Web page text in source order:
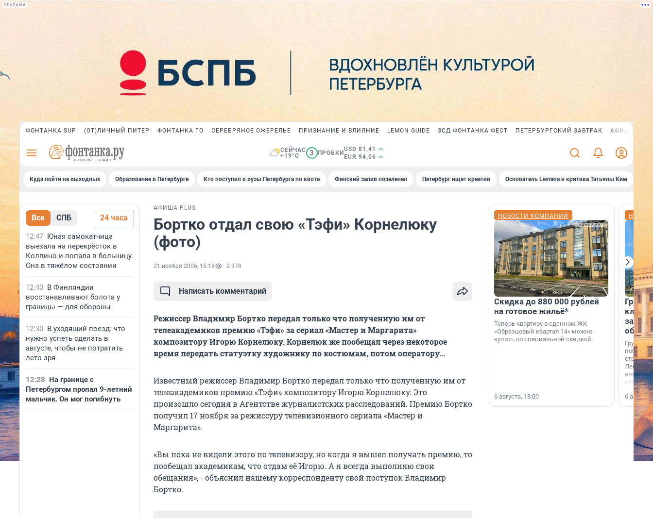
РЕКЛАМА
ФОНТАНКА SUP (ОТ)ЛИЧНЫЙ ПИТЕР ФОНТАНКА ГО СЕРЕБРЯНОЕ ОЖЕРЕЛЬЕ ПРИЗНАНИЕ И ВЛИЯНИЕ LEMON GUIDE ЗСД ФОНТАНКА ФЕСТ ПЕТЕРБУРГСКИЙ ЗАВТРАК АФИША PLUS
СЕЙЧАС
+19°C
3 ПРОБКИ
USD 81,41
EUR 94,06
Куда пойти на выходных Образование в Петербурге Кто поступил в вузы Петербурга по квоте Финский залив позеленел Петербург ищет креатив Основатель Levrana и критика Татьяны Ким
Все СПБ 24 часа
12:47 Юная самокатчица
выехала на перекрёсток в
Колпино и попала в больницу.
Она в тяжёлом состоянии
12:40 В Финляндии
восстанавливают болота у
границы — для обороны
12:30 В уходящий поезд: что
нужно успеть сделать в
августе, чтобы не потратить
лето зря
12:28 На границе с
Петербургом пропал 9-летний
мальчик. Он мог погибнуть
АФИША PLUS
Бортко отдал свою «Тэфи» Корнелюку
(фото)
21 ноября 2006, 15:18 2 378
Написать комментарий
Режиссер Владимир Бортко передал только что полученную им от
телеакадемиков премию «Тэфи» за сериал «Мастер и Маргарита»
композитору Игорю Корнелюку. Корнелюк же пообещал через некоторое
время передать статуэтку художнику по костюмам, потом оператору...
Известный режиссер Владимир Бортко передал только что полученную им от
телеакадемиков премию «Тэфи» композитору Игорю Корнелюку. Это
произошло сегодня в Агентстве журналистских расследований. Премию Бортко
получил 17 ноября за режиссуру телевизионного сериала «Мастер и
Маргарита».
«Вы пока не видели этого по телевизору, но когда я вышел получать премию, то
пообещал академикам, что отдам её Игорю. А я всегда выполняю свои
обещания», - объяснил нашему корреспонденту свой поступок Владимир
Бортко.
НОВОСТИ КОМПАНИЙ
Скидка до 880 000 рублей
на готовое жильё*
Теперь квартиру в сданном ЖК
«Образцовый квартал 14» можно
купить со специальной скидкой.
6 августа, 18:00
Группа
области».
6